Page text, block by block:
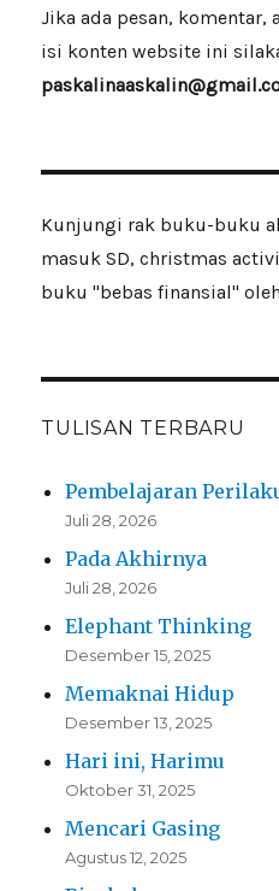
Jika ada pesan, komentar,
isi konten website ini
Kunjungi rak buku-buku
masuk SD, christmas
buku "bebas finansial" oleh
TULISAN TERBARU
Pembelajaran
Juli 28, 2026
Pada Akhirnya
Juli 28, 2026
Elephant Thinking
Desember 15, 2025
Memaknai Hidup
Desember 13, 2025
Hari ini, Harimu
Oktober 31, 2025
Mencari Gasing
Agustus 12, 2025